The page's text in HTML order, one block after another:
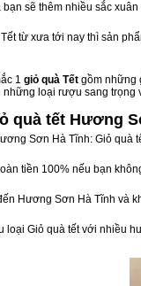
bạn sẽ thêm nhiều sắc
từ xưa tới nay thì sản
1 giỏ quà Tết gồm những
những loại rượu sang trọng
quà tết Hương
Sơn Hà Tĩnh: Giỏ quà
tiền 100% nếu bạn
Hương Sơn Hà Tĩnh và
Giỏ quà tết với nhiều